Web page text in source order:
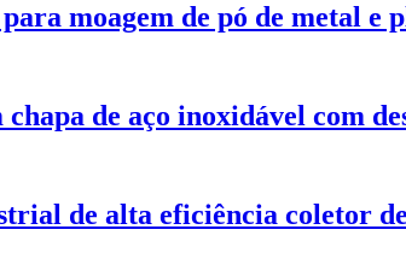
moagem de pó de metal e
de aço inoxidável com
de alta eficiência coletor